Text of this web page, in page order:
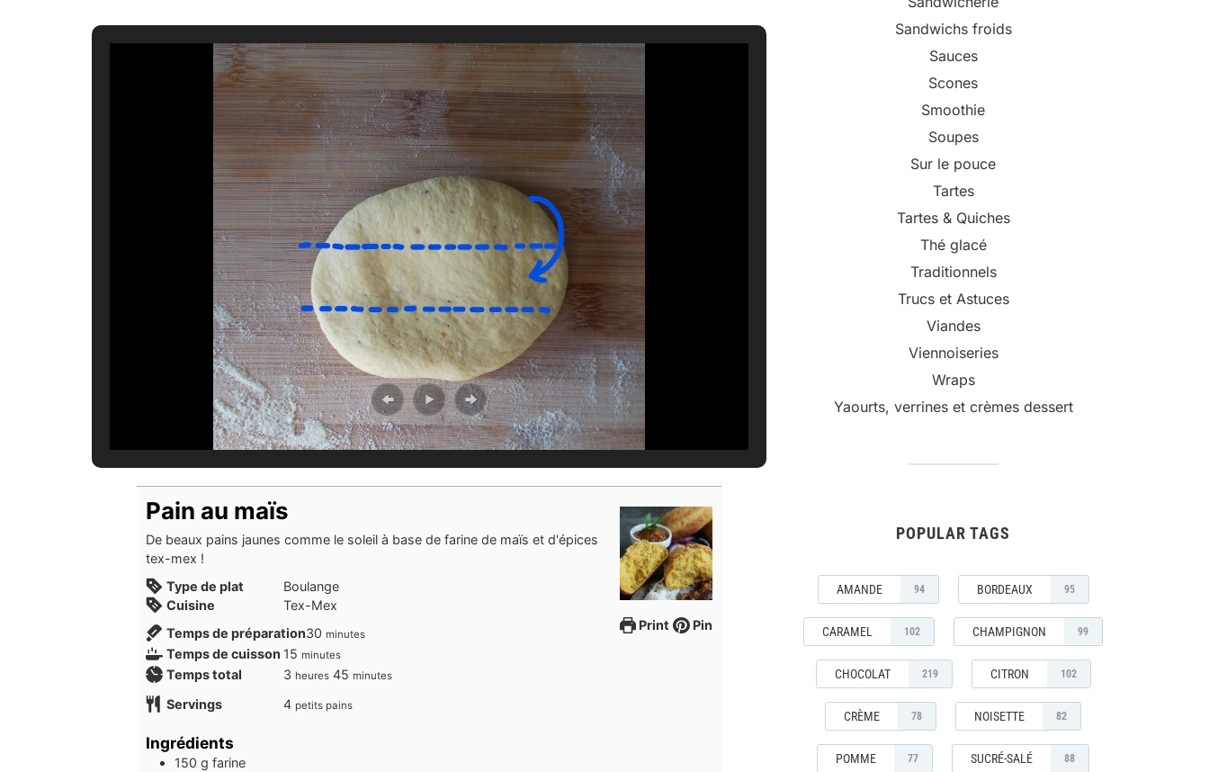
Print Pin
Pain au maïs
De beaux pains jaunes comme le soleil à base de farine de maïs et d'épices
tex-mex !
Type de plat
Boulange
Cuisine
Tex-Mex
Temps de préparation30minutes
minutes
Temps de cuisson 15minutes
minutes
Temps total 3heures
heures 45minutes
minutes
Servings 4 petits pains
Ingrédients
150 g farine
Sandwichs froids
Sauces
Scones
Smoothie
Soupes
Sur le pouce
Tartes
Tartes & Quiches
Thé glacé
Traditionnels
Trucs et Astuces
Viandes
Viennoiseries
Wraps
Yaourts, verrines et crèmes dessert
POPULAR TAGS
AMANDE 94 BORDEAUX 95
CARAMEL 102 CHAMPIGNON 99
CHOCOLAT 219 CITRON 102
CRÈME 78 NOISETTE 82
POMME 77 SUCRÉ-SALÉ 88